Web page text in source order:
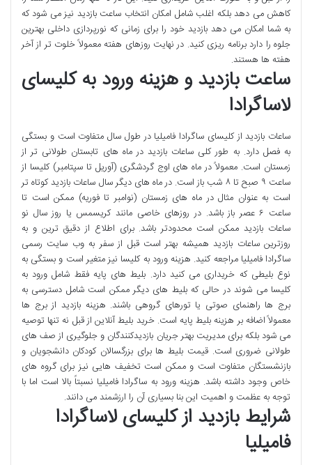
کاهش می دهد بلکه اغلب شامل امکان انتخاب ساعت بازدید نیز می شود که
به شما امکان می دهد بازدید خود را برای زمانی که نورپردازی داخلی بهترین
جلوه را دارد برنامه ریزی کنید. در نهایت روزهای هفته معمولاً خلوت تر از آخر
هفته ها هستند.
ساعت بازدید و هزینه ورود به کلیسای
لاساگرادا
ساعات بازدید از کلیسای ساگرادا فامیلیا در طول سال متفاوت است و بستگی
به فصل دارد. به طور کلی ساعات بازدید در ماه های تابستان طولانی تر از
زمستان است. معمولاً در ماه های اوج گردشگری (آوریل تا سپتامبر) کلیسا از
ساعت ۹ صبح تا ۸ شب باز است. در ماه های دیگر سال ساعات بازدید کوتاه تر
است به عنوان مثال در ماه های زمستان (نوامبر تا فوریه) ممکن است تا
ساعت ۶ عصر باز باشد. در روزهای خاصی مانند کریسمس یا روز سال نو
ساعات بازدید ممکن است محدودتر باشد. برای اطلاع از دقیق ترین و به
روزترین ساعات بازدید همیشه بهتر است قبل از سفر به وب سایت رسمی
ساگرادا فامیلیا مراجعه کنید. هزینه ورود به کلیسا نیز متغیر است و بستگی به
نوع بلیطی که خریداری می کنید دارد. بلیط های پایه فقط شامل ورود به
کلیسا می شوند در حالی که بلیط های دیگر ممکن است شامل دسترسی به
برج ها راهنمای صوتی یا تورهای گروهی باشند. هزینه بازدید از برج ها
معمولاً اضافه بر هزینه بلیط پایه است. خرید بلیط آنلاین از قبل نه تنها توصیه
می شود بلکه برای مدیریت بهتر جریان بازدیدکنندگان و جلوگیری از صف های
طولانی ضروری است. قیمت بلیط ها برای بزرگسالان کودکان دانشجویان و
بازنشستگان متفاوت است و ممکن است تخفیف هایی نیز برای گروه های
خاص وجود داشته باشد. هزینه ورود به ساگرادا فامیلیا نسبتاً بالا است اما با
توجه به عظمت و اهمیت این بنا بسیاری آن را ارزشمند می دانند.
شرایط بازدید از کلیسای لاساگرادا
فامیلیا